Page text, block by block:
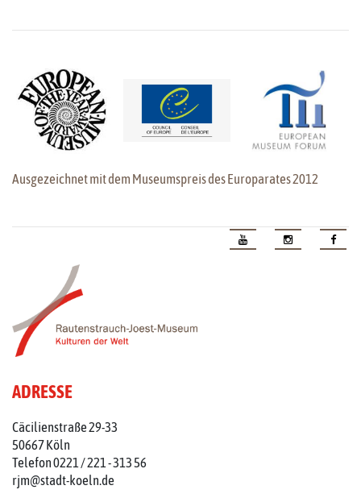
Ausgezeichnet mit dem Museumspreis des Europarates 2012
ADRESSE
Cäcilienstraße 29-33
50667 Köln
Telefon 0221 / 221 - 313 56
rjm@stadt-koeln.de